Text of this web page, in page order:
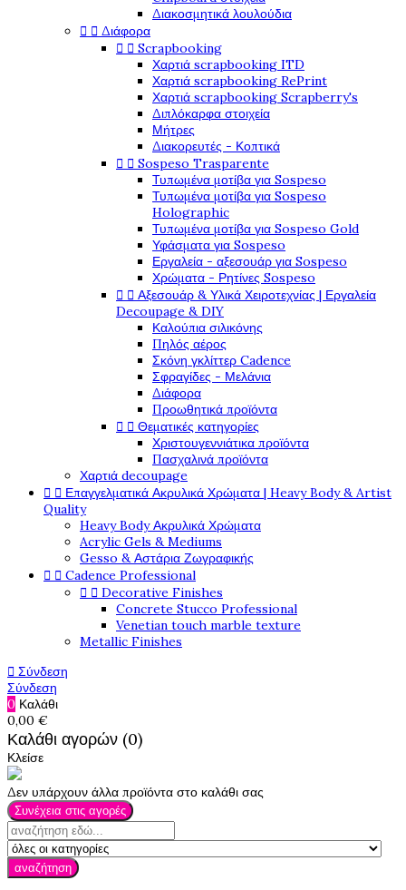
Διακοσμητικά λουλούδια
  Διάφορα
  Scrapbooking
Χαρτιά scrapbooking ITD
Χαρτιά scrapbooking RePrint
Χαρτιά scrapbooking Scrapberry's
Διπλόκαρφα στοιχεία
Μήτρες
Διακορευτές - Κοπτικά
  Sospeso Trasparente
Τυπωμένα μοτίβα για Sospeso
Τυπωμένα μοτίβα για Sospeso
Holographic
Τυπωμένα μοτίβα για Sospeso Gold
Υφάσματα για Sospeso
Εργαλεία - αξεσουάρ για Sospeso
Χρώματα - Ρητίνες Sospeso
  Αξεσουάρ & Υλικά Χειροτεχνίας | Εργαλεία
Decoupage & DIY
Καλούπια σιλικόνης
Πηλός αέρος
Σκόνη γκλίττερ Cadence
Σφραγίδες - Μελάνια
Διάφορα
Προωθητικά προϊόντα
  Θεματικές κατηγορίες
Χριστουγεννιάτικα προϊόντα
Πασχαλινά προϊόντα
Χαρτιά decoupage
  Επαγγελματικά Ακρυλικά Χρώματα | Heavy Body & Artist
Quality
Heavy Body Ακρυλικά Χρώματα
Acrylic Gels & Mediums
Gesso & Αστάρια Ζωγραφικής
  Cadence Professional
  Decorative Finishes
Concrete Stucco Professional
Venetian touch marble texture
Metallic Finishes
 Σύνδεση
Σύνδεση
0 Καλάθι
0,00 €
Καλάθι αγορών (0)
Κλείσε
Δεν υπάρχουν άλλα προϊόντα στο καλάθι σας
Συνέχεια στις αγορές
αναζήτηση